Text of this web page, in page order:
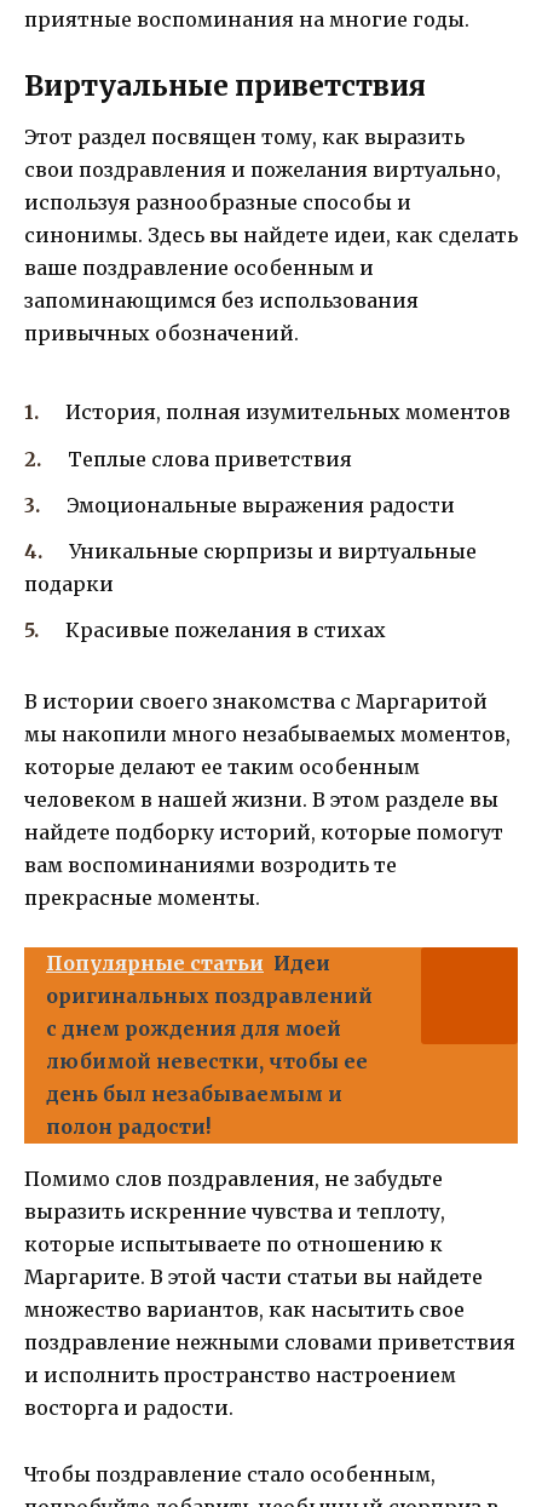
приятные воспоминания на многие годы.
Виртуальные приветствия
Этот раздел посвящен тому, как выразить
свои поздравления и пожелания виртуально,
используя разнообразные способы и
синонимы. Здесь вы найдете идеи, как сделать
ваше поздравление особенным и
запоминающимся без использования
привычных обозначений.
История, полная изумительных моментов
Теплые слова приветствия
Эмоциональные выражения радости
Уникальные сюрпризы и виртуальные
подарки
Красивые пожелания в стихах
В истории своего знакомства с Маргаритой
мы накопили много незабываемых моментов,
которые делают ее таким особенным
человеком в нашей жизни. В этом разделе вы
найдете подборку историй, которые помогут
вам воспоминаниями возродить те
прекрасные моменты.
Популярные статьи Идеи
оригинальных поздравлений
с днем рождения для моей
любимой невестки, чтобы ее
день был незабываемым и
полон радости!
Помимо слов поздравления, не забудьте
выразить искренние чувства и теплоту,
которые испытываете по отношению к
Маргарите. В этой части статьи вы найдете
множество вариантов, как насытить свое
поздравление нежными словами приветствия
и исполнить пространство настроением
восторга и радости.
Чтобы поздравление стало особенным,